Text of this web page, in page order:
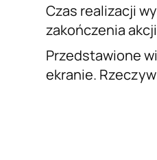
Czas realizacji
zakończenia
Przedstawione
ekranie.